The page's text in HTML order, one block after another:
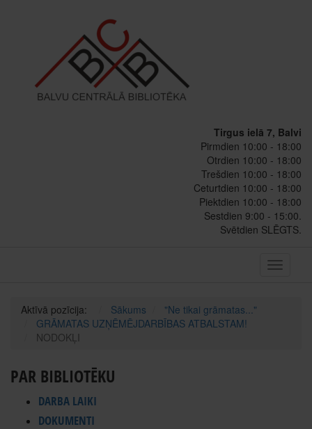
Tirgus ielā 7, Balvi
Pirmdien 10:00 - 18:00
Otrdien 10:00 - 18:00
Trešdien 10:00 - 18:00
Ceturtdien 10:00 - 18:00
Piektdien 10:00 - 18:00
Sestdien 9:00 - 15:00.
Svētdien SLĒGTS.
Toggle
Aktīvā pozīcija: Sākums
"Ne tikai grāmatas..."
GRĀMATAS UZŅĒMĒJDARBĪBAS ATBALSTAM!
NODOKĻI
PAR BIBLIOTĒKU
DARBA LAIKI
DOKUMENTI